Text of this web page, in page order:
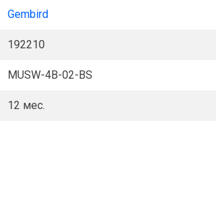
Gembird
192210
MUSW-4B-02-BS
12 мес.